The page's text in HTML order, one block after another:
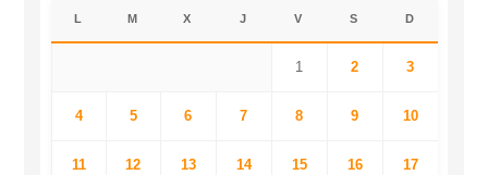
L M X J V S D
1 2 3
4 5 6 7 8 9 10
11 12 13 14 15 16 17